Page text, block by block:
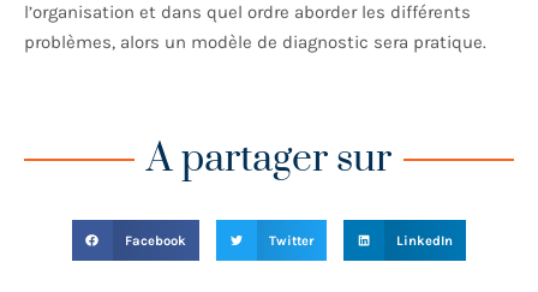
l’organisation et dans quel ordre aborder les différents
problèmes, alors un modèle de diagnostic sera pratique.
A partager sur
Facebook Twitter LinkedIn